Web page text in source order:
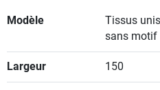
Modèle
Tissus
sans motif
Largeur 150